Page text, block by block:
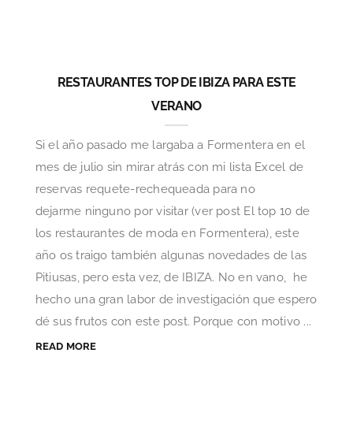
RESTAURANTES TOP DE IBIZA PARA ESTE
VERANO
Si el año pasado me largaba a Formentera en el
mes de julio sin mirar atrás con mi lista Excel de
reservas requete-rechequeada para no
dejarme ninguno por visitar (ver post El top 10 de
los restaurantes de moda en Formentera), este
año os traigo también algunas novedades de las
Pitiusas, pero esta vez, de IBIZA. No en vano, he
hecho una gran labor de investigación que espero
dé sus frutos con este post. Porque con motivo ...
READ MORE